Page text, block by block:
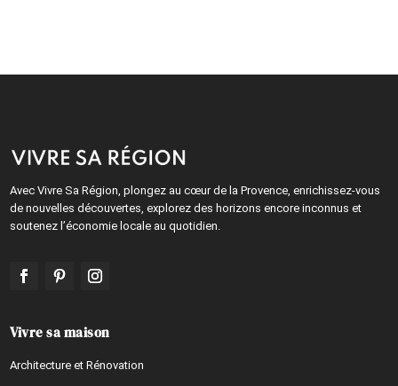
Avec Vivre Sa Région, plongez au cœur de la Provence, enrichissez-vous
de nouvelles découvertes, explorez des horizons encore inconnus et
soutenez l’économie locale au quotidien.
Vivre sa maison
Architecture et Rénovation